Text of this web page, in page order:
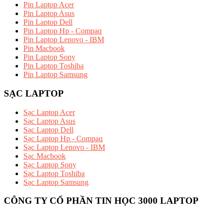
Pin Laptop Acer
Pin Laptop Asus
Pin Laptop Dell
Pin Laptop Hp - Compaq
Pin Laptop Lenovo - IBM
Pin Macbook
Pin Laptop Sony
Pin Laptop Toshiba
Pin Laptop Samsung
SẠC LAPTOP
Sạc Laptop Acer
Sạc Laptop Asus
Sạc Laptop Dell
Sạc Laptop Hp - Compaq
Sạc Laptop Lenovo - IBM
Sạc Macbook
Sạc Laptop Sony
Sạc Laptop Toshiba
Sạc Laptop Samsung
CÔNG TY CỔ PHẦN TIN HỌC 3000 LAPTOP